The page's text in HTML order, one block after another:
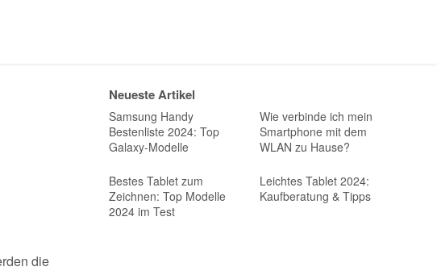
die
Neueste Artikel
Samsung Handy
Bestenliste 2024: Top
Galaxy-Modelle
Wie verbinde ich mein
Smartphone mit dem
WLAN zu Hause?
Bestes Tablet zum
Zeichnen: Top Modelle
2024 im Test
Leichtes Tablet 2024:
Kaufberatung & Tipps